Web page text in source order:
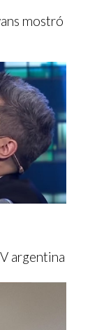
mostró
argentina